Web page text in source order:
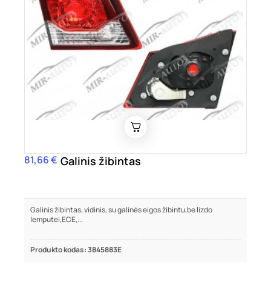
Kaina
81,66 € Galinis žibintas
Galinis žibintas, vidinis, su galinės eigos žibintu,be lizdo
lemputei,ECE,...
Produkto kodas: 3845883E